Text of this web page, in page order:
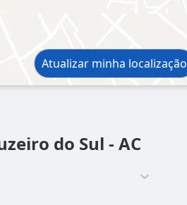
Atualizar minha localização
do Sul - AC